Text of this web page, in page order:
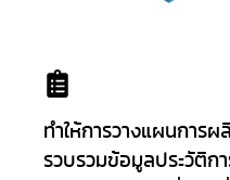
ทำให้การวางแผนการผ
รวบรวมข้อมูลประวัติก